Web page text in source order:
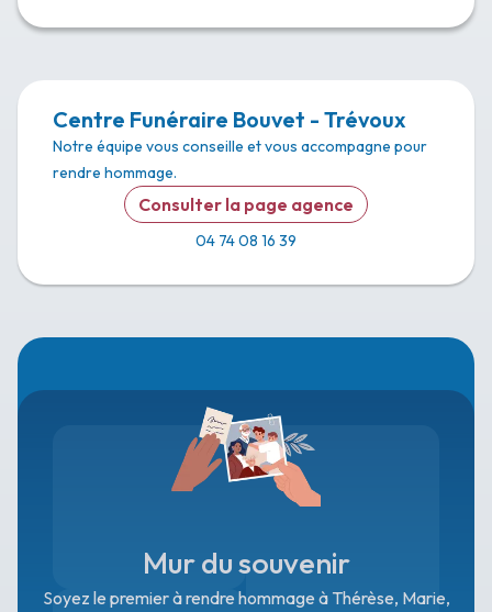
Centre Funéraire Bouvet - Trévoux
Notre équipe vous conseille et vous accompagne pour
rendre hommage.
Consulter la page agence
04 74 08 16 39
Mur du souvenir
Soyez le premier à rendre hommage à Thérèse, Marie,